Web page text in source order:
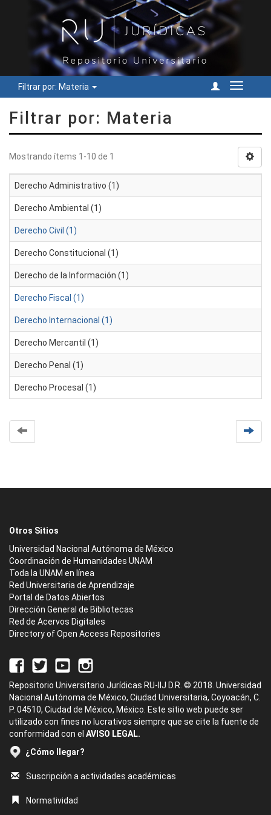
Filtrar por: Materia
Cambiar
Filtrar por: Materia
Mostrando ítems 1-10 de 1
Derecho Administrativo (1)
Derecho Ambiental (1)
Derecho Civil (1)
Derecho Constitucional (1)
Derecho de la Información (1)
Derecho Fiscal (1)
Derecho Internacional (1)
Derecho Mercantil (1)
Derecho Penal (1)
Derecho Procesal (1)
Otros Sitios
Universidad Nacional Autónoma de México
Coordinación de Humanidades UNAM
Toda la UNAM en línea
Red Universitaria de Aprendizaje
Portal de Datos Abiertos
Dirección General de Bibliotecas
Red de Acervos Digitales
Directory of Open Access Repositories
Repositorio Universitario Jurídicas RU-IIJ D.R. © 2018. Universidad
Nacional Autónoma de México, Ciudad Universitaria, Coyoacán, C.
P. 04510, Ciudad de México, México. Este sitio web puede ser
utilizado con fines no lucrativos siempre que se cite la fuente de
conformidad con el AVISO LEGAL.
¿Cómo llegar?
Suscripción a actividades académicas
Normatividad